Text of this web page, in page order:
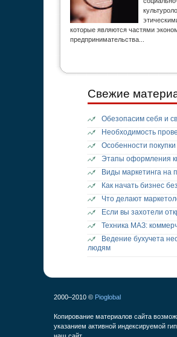
которые являются частями
предпринимательства...
Свежие
Обезопасим себя и
Необходимость
Особенности
Этапы оформления
Виды маркетинга на
Как начать бизнес
Что делают
Если вы захотели
Техника МАЗ:
Ведение бухучета
людям
2000–2010 © Pioglobal
Копирование материалов сайта
указанием активной индексируемой